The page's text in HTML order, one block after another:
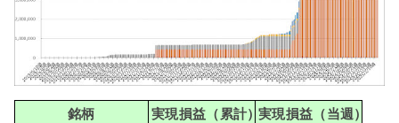
銘柄 実現損益（累計）実現損益（当週）